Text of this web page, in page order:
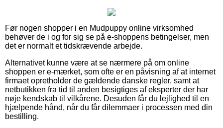
Før nogen shopper i en Mudpuppy online virksomhed
behøver de i og for sig se på e-shoppens betingelser, men
det er normalt et tidskrævende arbejde.
Alternativet kunne være at se nærmere på om online
shoppen er e-mærket, som ofte er en påvisning af at internet
firmaet opretholder de gældende danske regler, samt at
netbutikken fra tid til anden besigtiges af eksperter der har
nøje kendskab til vilkårene. Desuden får du lejlighed til en
hjælpende hånd, når du får dilemmaer i processen med din
bestilling.